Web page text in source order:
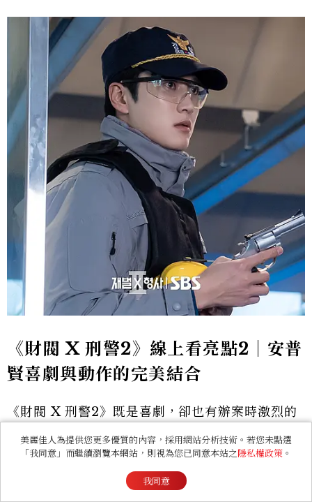
《財閥 X 刑警2》線上看亮點2｜安普
賢喜劇與動作的完美結合
《財閥 X 刑警2》既是喜劇，卻也有辦案時激烈的
動作場面，而安普賢眾所皆知他擁有高大完美的身
材，而在許多作品中也能看出他對動作戲有著絕佳
的掌控能力，加上安普賢在演出幽默場景時的特殊
美麗佳人為提供您更多優質的內容，採用網站分析技術。若您未點選
「我同意」而繼續瀏覽本網站，則視為您已同意本站之隱私權政策 。
我同意